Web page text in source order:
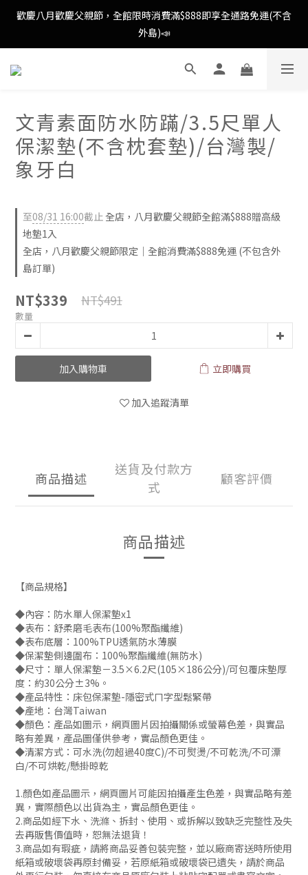
歡慶八月歡慶父親節，全館限時消費滿$888即享全通路免運(不含
外島)📣
歡慶八月歡慶父親節，全館限時消費滿$888即享全通路免運(不含
外島)📣
歡慶八月歡慶父親節，新加入會員即可得購物金$88📣
消費滿額即可成為VIP📣
歡慶八月歡慶父親節，全館限時消費滿$888即享全通路免運(不含
文青素面防水防蹣/3.5尺單人
保潔墊(不含枕套墊)/台灣製/
象牙白
至08/31 16:00截止 全店，八月歡慶父親節全館滿$888贈高級
地墊1入
全店，八月歡慶父親節限定｜全館消費滿$888免運 (不包含外
島訂單)
NT$339 NT$491
數量
加入購物車 立即購買
加入追蹤清單
商品描述
送貨及付款方
式
顧客評價
商品描述
【商品規格】
◆內容：防水單人保潔墊x1
◆表布：舒柔磨毛表布(100%聚酯纖維)
◆表布底層：100%TPU透氣防水薄膜
◆保潔墊側邊圍布：100%聚酯纖維(無防水)
◆尺寸：單人保潔墊－3.5×6.2尺(105×186公分)/可包覆床墊厚
度：約30公分±3%。
◆產品特性：床包保潔墊-隱密式ㄇ字型鬆緊帶
◆產地：台灣Taiwan
◆顏色：產品如圖示，網頁圖片因拍攝關係或螢幕色差，與實品
略有差異，產品圖僅供參考，實品顏色更佳。
◆清潔方式：可水洗(勿超過40度C)/不可熨燙/不可乾洗/不可漂
白/不可烘乾/懸掛晾乾
1.顏色如產品圖示，網頁圖片可能因拍攝產生色差，與實品略有差
異，實際顏色以出貨為主，實品顏色更佳。
2.商品如經下水、洗滌、拆封、使用、或拆解以致缺乏完整性及失
去再販售價值時，恕無法退貨！
3.商品如有瑕疵，請將商品妥善包裝完整，並以廠商寄送時所使用
紙箱或破壞袋再原封備妥，若原紙箱或破壞袋已遺失，請於商品